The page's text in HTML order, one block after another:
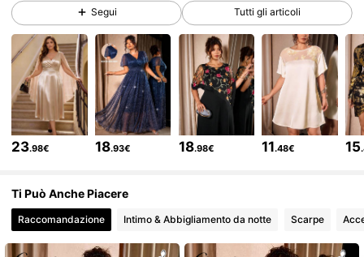
4.74 121K Follower
4.74 121K Follower
4.74 121K Follower
4.74 121K Follower
Segui Tutti gli articoli
23.98€ 18.93€ 18.98€ 11.48€ 15
Ti Può Anche Piacere
Raccomandazione Intimo & Abbigliamento da notte Scarpe